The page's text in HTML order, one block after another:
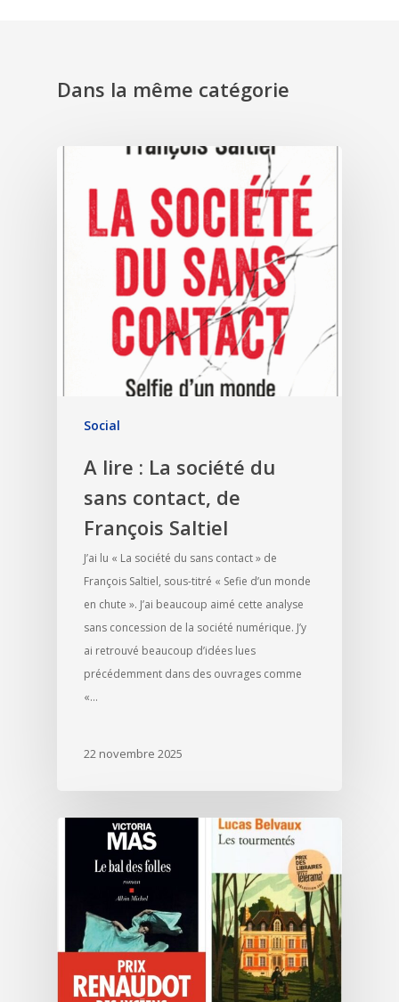
Dans la même catégorie
Social
A lire : La société du
sans contact, de
François Saltiel
J’ai lu « La société du sans contact » de
François Saltiel, sous-titré « Sefie d’un monde
en chute ». J’ai beaucoup aimé cette analyse
sans concession de la société numérique. J’y
ai retrouvé beaucoup d’idées lues
précédemment dans des ouvrages comme
«…
22 novembre 2025